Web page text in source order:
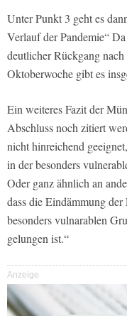
Unter Punkt 3 geht es
Verlauf der Pandemie“
deutlicher Rückgang
Oktoberwoche gibt es
Ein weiteres Fazit der
Abschluss noch zitiert
nicht hinreichend
in der besonders
Oder ganz ähnlich an
dass die Eindämmung
besonders vulnarablen
gelungen ist.“
Anzeige